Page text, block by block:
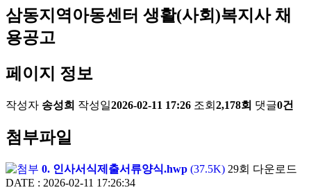
삼동지역아동센터 생활(사회)복지사 채
용공고
페이지 정보
작성자 송성희 작성일2026-02-11 17:26 조회 2,178회 댓글0건
첨부파일
0. 인사서식제출서류양식.hwp (37.5K) 29회 다운로드
DATE : 2026-02-11 17:26:34